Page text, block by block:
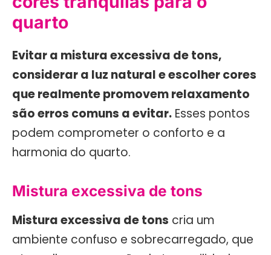
quarto
Evitar a mistura excessiva de tons,
considerar a luz natural e escolher cores
que realmente promovem relaxamento
são erros comuns a evitar. Esses pontos
podem comprometer o conforto e a
harmonia do quarto.
Mistura excessiva de tons
Mistura excessiva de tons cria um
ambiente confuso e sobrecarregado, que